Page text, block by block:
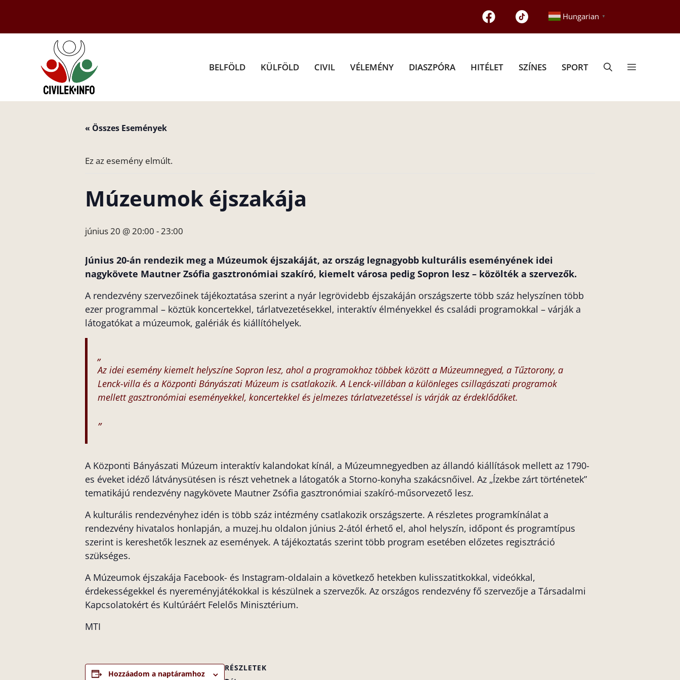
tartalomba
Hungarian ▼
BELFÖLD KÜLFÖLD CIVIL VÉLEMÉNY DIASZPÓRA HITÉLET SZÍNES SPORT
« Összes Események
Ez az esemény elmúlt.
Múzeumok éjszakája
június 20 @ 20:00 -23:00
Június 20-án rendezik meg a Múzeumok éjszakáját, az ország legnagyobb kulturális eseményének idei
nagykövete Mautner Zsófia gasztronómiai szakíró, kiemelt városa pedig Sopron lesz – közölték a szervezők.
A rendezvény szervezőinek tájékoztatása szerint a nyár legrövidebb éjszakáján országszerte több száz helyszínen több
ezer programmal – köztük koncertekkel, tárlatvezetésekkel, interaktív élményekkel és családi programokkal – várják a
látogatókat a múzeumok, galériák és kiállítóhelyek.
Az idei esemény kiemelt helyszíne Sopron lesz, ahol a programokhoz többek között a Múzeumnegyed, a Tűztorony, a
Lenck-villa és a Központi Bányászati Múzeum is csatlakozik. A Lenck-villában a különleges csillagászati programok
mellett gasztronómiai eseményekkel, koncertekkel és jelmezes tárlatvezetéssel is várják az érdeklődőket.
A Központi Bányászati Múzeum interaktív kalandokat kínál, a Múzeumnegyedben az állandó kiállítások mellett az 1790-
es éveket idéző látványsütésen is részt vehetnek a látogatók a Storno-konyha szakácsnőivel. Az „Ízekbe zárt történetek”
tematikájú rendezvény nagykövete Mautner Zsófia gasztronómiai szakíró-műsorvezető lesz.
A kulturális rendezvényhez idén is több száz intézmény csatlakozik országszerte. A részletes programkínálat a
rendezvény hivatalos honlapján, a muzej.hu oldalon június 2-ától érhető el, ahol helyszín, időpont és programtípus
szerint is kereshetők lesznek az események. A tájékoztatás szerint több program esetében előzetes regisztráció
szükséges.
A Múzeumok éjszakája Facebook- és Instagram-oldalain a következő hetekben kulisszatitkokkal, videókkal,
érdekességekkel és nyereményjátékokkal is készülnek a szervezők. Az országos rendezvény fő szervezője a Társadalmi
Kapcsolatokért és Kultúráért Felelős Minisztérium.
MTI
Hozzáadom a naptáramhoz
RÉSZLETEK